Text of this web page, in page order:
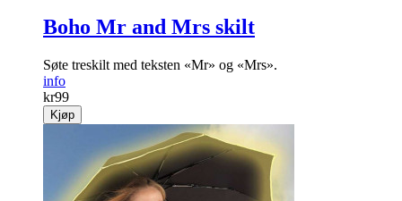
Boho Mr and Mrs skilt
Søte treskilt med teksten «Mr» og «Mrs».
info
kr99
Kjøp